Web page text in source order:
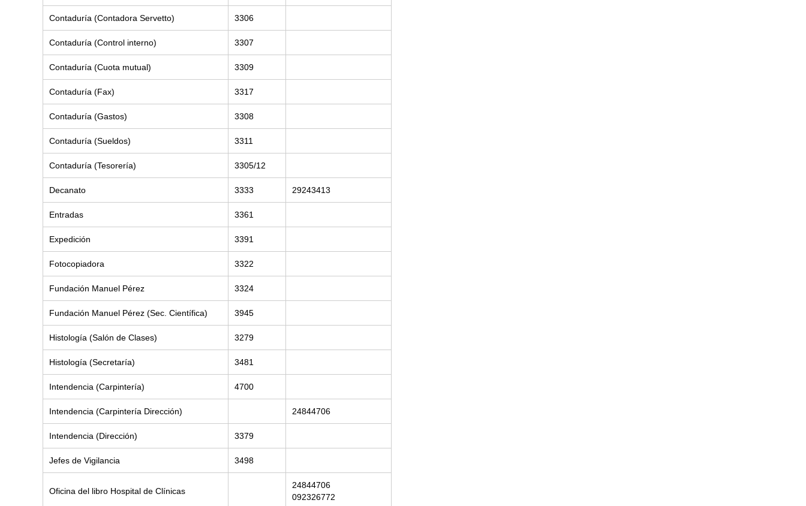
Contaduría (Contadora Servetto) 3306
Contaduría (Control interno) 3307
Contaduría (Cuota mutual) 3309
Contaduría (Fax) 3317
Contaduría (Gastos) 3308
Contaduría (Sueldos) 3311
Contaduría (Tesorería) 3305/12
Decanato 3333 29243413
Entradas 3361
Expedición 3391
Fotocopiadora 3322
Fundación Manuel Pérez 3324
Fundación Manuel Pérez (Sec. Científica) 3945
Histología (Salón de Clases) 3279
Histología (Secretaría) 3481
Intendencia (Carpintería) 4700
Intendencia (Carpintería Dirección) 24844706
Intendencia (Dirección) 3379
Jefes de Vigilancia 3498
Oficina del libro Hospital de Clínicas
24844706
092326772